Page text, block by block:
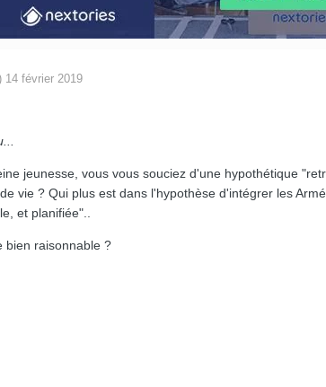
14 février 2019
jeunesse, vous vous souciez d'une hypothétique
vie ? Qui plus est dans l'hypothèse d'intégrer les
et planifiée"..
bien raisonnable ?